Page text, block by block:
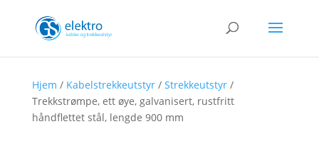
Hjem / Kabelstrekkeutstyr/ Strekkeutstyr/
Trekkstrømpe, ett øye, galvanisert, rustfritt
håndflettet stål, lengde 900 mm